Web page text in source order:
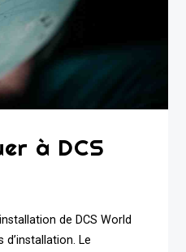
à DCS
de DCS World
Le